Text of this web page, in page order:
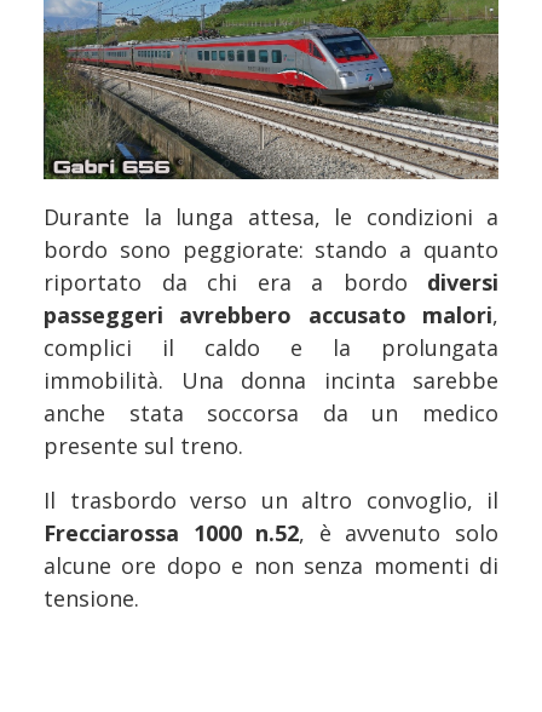
Durante la lunga attesa, le condizioni a
bordo sono peggiorate: stando a quanto
riportato da chi era a bordo diversi
passeggeri avrebbero accusato malori,
complici il caldo e la prolungata
immobilità. Una donna incinta sarebbe
anche stata soccorsa da un medico
presente sul treno.
Il trasbordo verso un altro convoglio, il
Frecciarossa 1000 n.52, è avvenuto solo
alcune ore dopo e non senza momenti di
tensione.